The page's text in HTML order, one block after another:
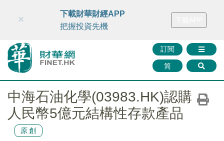
財華智庫網 FINTV FINMETA 財華證券 媒體矩陣
訂閱
简
×
下載財華財經APP
把握投資先機
中海石油化學(03983.HK)認購
人民幣5億元結構性存款產品
原創